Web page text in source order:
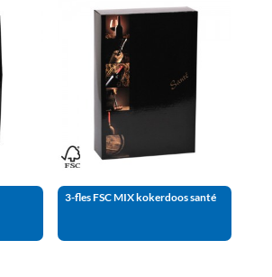
3-fles FSC MIX kokerdoos santé